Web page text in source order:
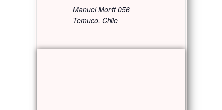
Manuel Montt 056
Temuco, Chile